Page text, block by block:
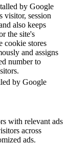
by Google
visitor, session
also keeps
the site's
cookie stores
and assigns
number to
by Google
with relevant ads
across
ads.